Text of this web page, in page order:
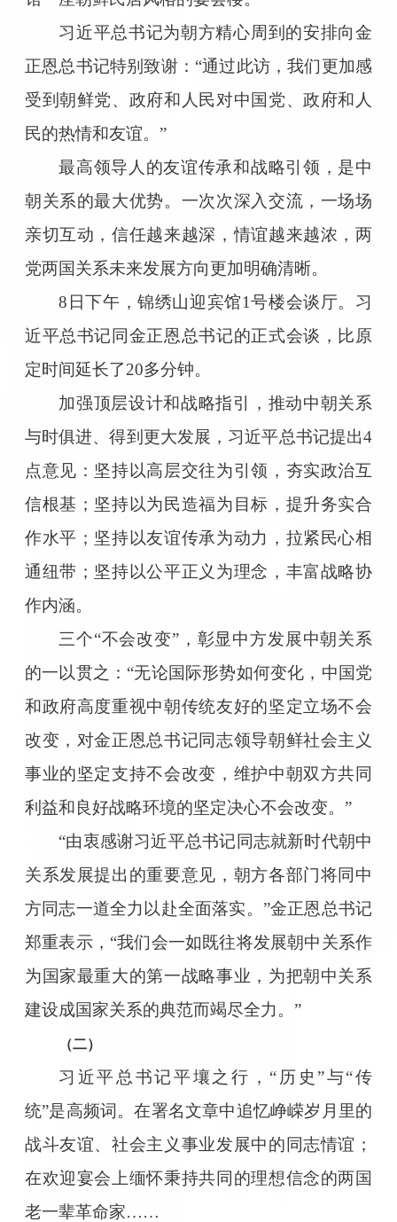
习近平总书记为朝方精心周到的安排向金
正恩总书记特别致谢：“通过此访，我们更加感
受到朝鲜党、政府和人民对中国党、政府和人
民的热情和友谊。”
最高领导人的友谊传承和战略引领，是中
朝关系的最大优势。一次次深入交流，一场场
亲切互动，信任越来越深，情谊越来越浓，两
党两国关系未来发展方向更加明确清晰。
8日下午，锦绣山迎宾馆1号楼会谈厅。习
近平总书记同金正恩总书记的正式会谈，比原
定时间延长了20多分钟。
加强顶层设计和战略指引，推动中朝关系
与时俱进、得到更大发展，习近平总书记提出4
点意见：坚持以高层交往为引领，夯实政治互
信根基；坚持以为民造福为目标，提升务实合
作水平；坚持以友谊传承为动力，拉紧民心相
通纽带；坚持以公平正义为理念，丰富战略协
作内涵。
三个“不会改变”，彰显中方发展中朝关系
的一以贯之：“无论国际形势如何变化，中国党
和政府高度重视中朝传统友好的坚定立场不会
改变，对金正恩总书记同志领导朝鲜社会主义
事业的坚定支持不会改变，维护中朝双方共同
利益和良好战略环境的坚定决心不会改变。”
“由衷感谢习近平总书记同志就新时代朝中
关系发展提出的重要意见，朝方各部门将同中
方同志一道全力以赴全面落实。”金正恩总书记
郑重表示，“我们会一如既往将发展朝中关系作
为国家最重大的第一战略事业，为把朝中关系
建设成国家关系的典范而竭尽全力。”
（二）
习近平总书记平壤之行，“历史”与“传
统”是高频词。在署名文章中追忆峥嵘岁月里的
战斗友谊、社会主义事业发展中的同志情谊；
在欢迎宴会上缅怀秉持共同的理想信念的两国
老一辈革命家……